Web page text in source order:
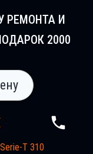
РЕМОНТА И
2000
T 310